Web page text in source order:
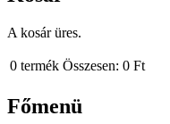
A kosár üres.
0 termék Összesen: 0 Ft
Főmenü